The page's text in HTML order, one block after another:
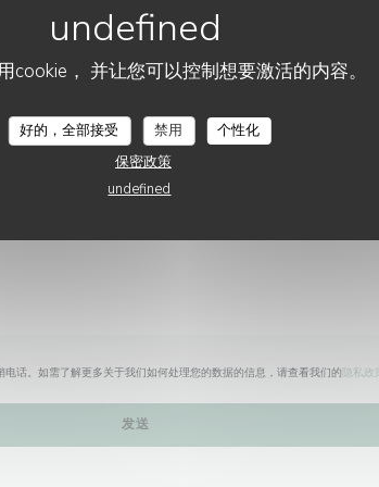
cookie， 并让您可以控制想要激活的内容。
好的，全部接受 禁用
个性化
保密政策
undefined
您想联系我们？
请填写下面的表格!
话。如需了解更多关于我们如何处理您的数据的信息，请查看我们的 隐私政